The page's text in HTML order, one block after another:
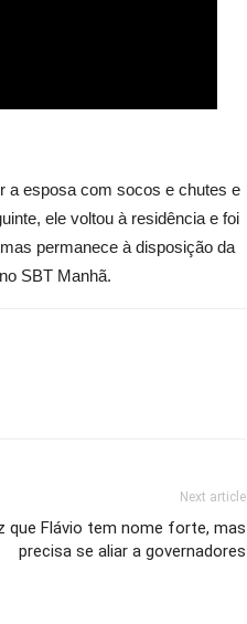
a esposa com socos e chutes e
ele voltou à residência e foi
permanece à disposição da
SBT Manhã.
Next article
que Flávio tem nome forte, mas
precisa se aliar a governadores